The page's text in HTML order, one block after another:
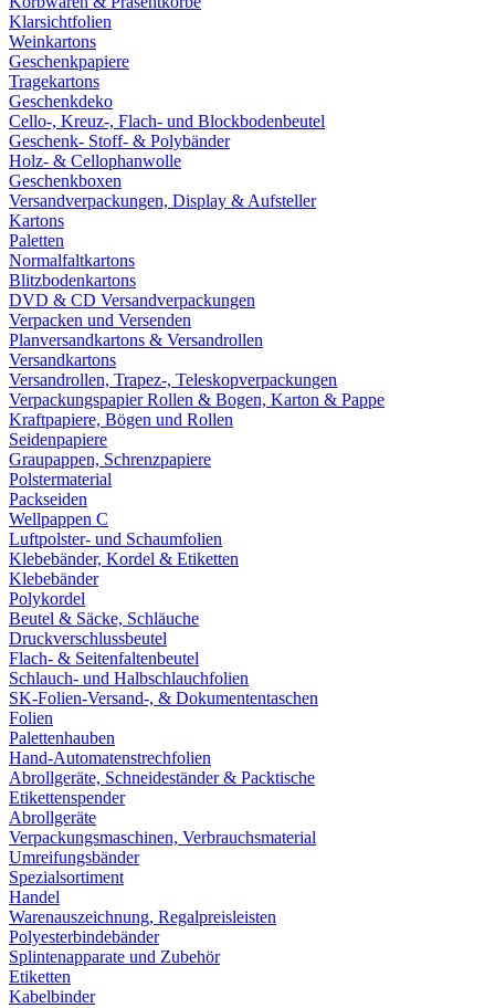
Klarsichtfolien
Weinkartons
Geschenkpapiere
Tragekartons
Geschenkdeko
Cello-, Kreuz-, Flach- und Blockbodenbeutel
Geschenk- Stoff- & Polybänder
Holz- & Cellophanwolle
Geschenkboxen
Versandverpackungen, Display & Aufsteller
Kartons
Paletten
Normalfaltkartons
Blitzbodenkartons
DVD & CD Versandverpackungen
Verpacken und Versenden
Planversandkartons & Versandrollen
Versandkartons
Versandrollen, Trapez-, Teleskopverpackungen
Verpackungspapier Rollen & Bogen, Karton & Pappe
Kraftpapiere, Bögen und Rollen
Seidenpapiere
Graupappen, Schrenzpapiere
Polstermaterial
Packseiden
Wellpappen C
Luftpolster- und Schaumfolien
Klebebänder, Kordel & Etiketten
Klebebänder
Polykordel
Beutel & Säcke, Schläuche
Druckverschlussbeutel
Flach- & Seitenfaltenbeutel
Schlauch- und Halbschlauchfolien
SK-Folien-Versand-, & Dokumententaschen
Folien
Palettenhauben
Hand-Automatenstrechfolien
Abrollgeräte, Schneideständer & Packtische
Etikettenspender
Abrollgeräte
Verpackungsmaschinen, Verbrauchsmaterial
Umreifungsbänder
Spezialsortiment
Handel
Warenauszeichnung, Regalpreisleisten
Polyesterbindebänder
Splintenapparate und Zubehör
Etiketten
Kabelbinder